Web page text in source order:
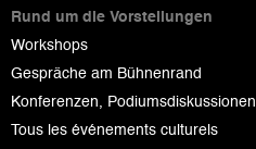
Rund um die Vorstellungen
Workshops
Gespräche am Bühnenrand
Konferenzen, Podiumsdiskussionen
Tous les événements culturels